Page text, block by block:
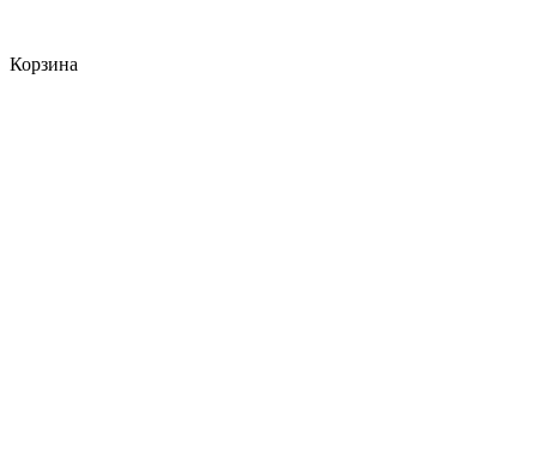
Корзина